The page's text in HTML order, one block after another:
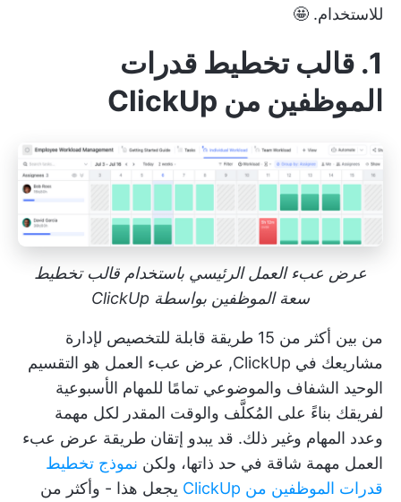
للاستخدام. 🤩
1. قالب تخطيط قدرات
الموظفين من ClickUp
عرض عبء العمل الرئيسي باستخدام قالب تخطيط
سعة الموظفين بواسطة ClickUp
من بين أكثر من 15 طريقة قابلة للتخصيص لإدارة
مشاريعك في ClickUp,
عرض عبء العمل هو التقسيم
الوحيد الشفاف والموضوعي تمامًا للمهام الأسبوعية
لفريقك بناءً على المُكلَّف والوقت المقدر لكل مهمة
وعدد المهام وغير ذلك. قد يبدو إتقان طريقة عرض عبء
العمل مهمة شاقة في حد ذاتها، ولكن نموذج تخطيط
قدرات الموظفين من ClickUp
يجعل هذا - وأكثر من